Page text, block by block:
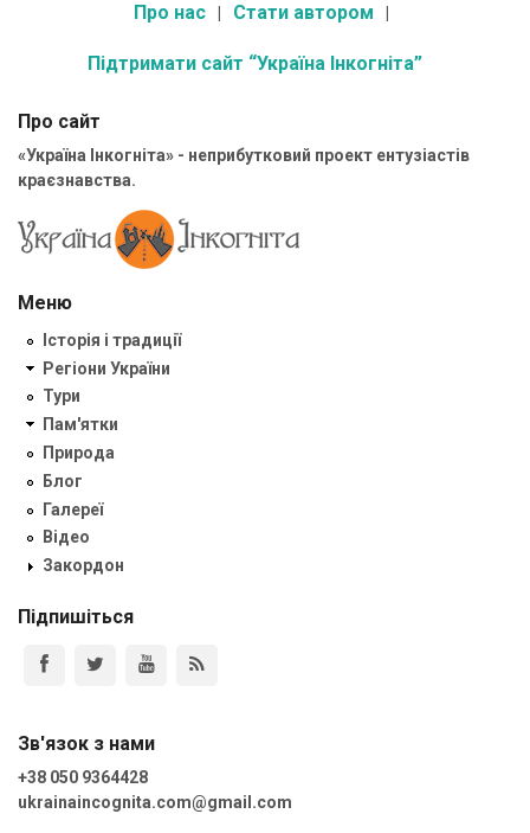
Про нас Стати автором
Підтримати сайт “Україна Інкогніта”
Про сайт
«Україна Інкогніта» - неприбутковий проект ентузіастів
краєзнавства.
Меню
Історія і традиції
Регіони України
Тури
Пам'ятки
Природа
Блог
Галереї
Відео
Закордон
Підпишіться
Зв'язок з нами
+38 050 9364428
ukrainaincognita.com@gmail.com